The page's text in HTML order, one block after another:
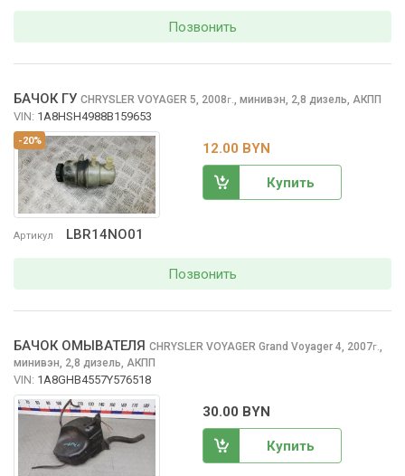
Позвонить
-20%
Артикул LBR14NO01
БАЧОК ГУ CHRYSLER VOYAGER 5, 2008г., минивэн, 2,8 дизель, АКПП
VIN: 1A8HSH4988B159653
12.00 BYN
Купить
Позвонить
БАЧОК ОМЫВАТЕЛЯ CHRYSLER VOYAGER Grand Voyager 4, 2007г.,
минивэн, 2,8 дизель, АКПП
VIN: 1A8GHB4557Y576518
30.00 BYN
Купить